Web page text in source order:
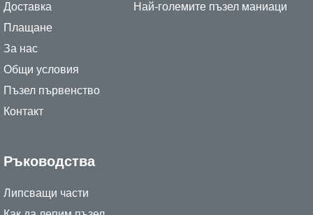
Доставка
Плащане
За нас
Общи условия
Пъзел първенство
Контакт
Най-големите пъзел маниаци
Ръководства
Липсващи части